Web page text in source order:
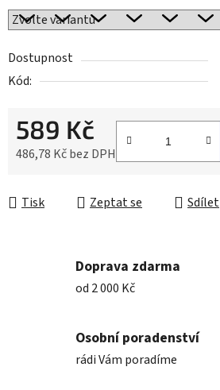
Dostupnost
Kód:
589 Kč
486,78 Kč bez DPH
Tisk Zeptat se Sdílet
Doprava zdarma
od 2 000 Kč
Osobní poradenství
rádi Vám poradíme